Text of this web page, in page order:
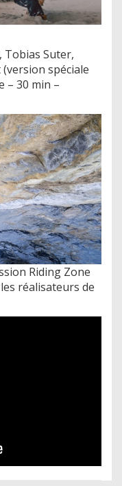
Tobias Suter,
spéciale
– 30 min –
Riding Zone
réalisateurs de